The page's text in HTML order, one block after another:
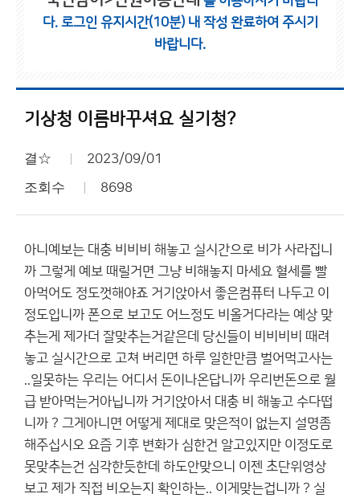
다. 로그인 유지시간(10분) 내 작성 완료하여 주시기
바랍니다.
기상청 이름바꾸셔요 실기청?
결☆ 2023/09/01
조회수 8698
아니예보는 대충 비비비 해놓고 실시간으로 비가 사라집니
까 그렇게 예보 때릴거면 그냥 비해놓지 마세요 혈세를 빨
아먹어도 정도껏해야죠 거기앉아서 좋은컴퓨터 나두고 이
정도입니까 폰으로 보고도 어느정도 비올거다라는 예상 맞
추는게 제가더 잘맞추는거같은데 당신들이 비비비비 때려
놓고 실시간으로 고쳐 버리면 하루 일한만큼 벌어먹고사는
..일못하는 우리는 어디서 돈이나온답니까 우리번돈으로 월
급 받아먹는거아닙니까 거기앉아서 대충 비 해놓고 수다떱
니까 ? 그게아니면 어떻게 제대로 맞은적이 없는지 설명좀
해주십시오 요즘 기후 변화가 심한건 알고있지만 이정도로
못맞추는건 심각한듯한데 하도안맞으니 이젠 초단위영상
보고 제가 직접 비오는지 확인하는.. 이게맞는겁니까 ? 실